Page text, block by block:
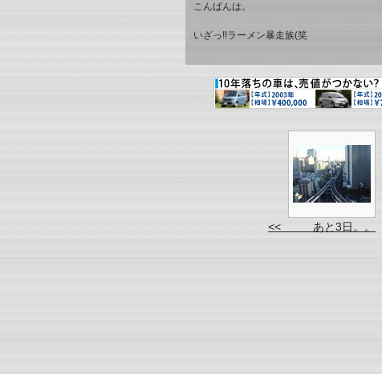
こんばんは。
いざっ!!ラーメン暴走族(笑
<< あと3日。。